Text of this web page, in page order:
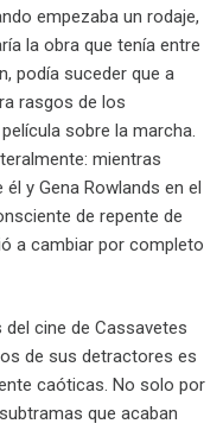
empezaba un rodaje,
la obra que tenía entre
podía suceder que a
rasgos de los
sobre la marcha.
mientras
y Gena Rowlands en el
de repente de
a cambiar por completo
cine de Cassavetes
de sus detractores es
caóticas. No solo por
que acaban